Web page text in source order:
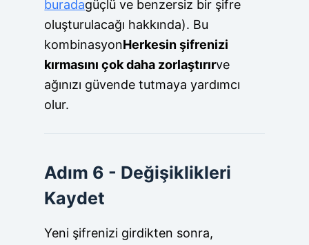
buradagüçlü ve benzersiz bir şifre
oluşturulacağı hakkında). Bu
kombinasyonHerkesin şifrenizi
kırmasını çok daha zorlaştırırve
ağınızı güvende tutmaya yardımcı
olur.
Adım 6 - Değişiklikleri
Kaydet
Yeni şifrenizi girdikten sonra,